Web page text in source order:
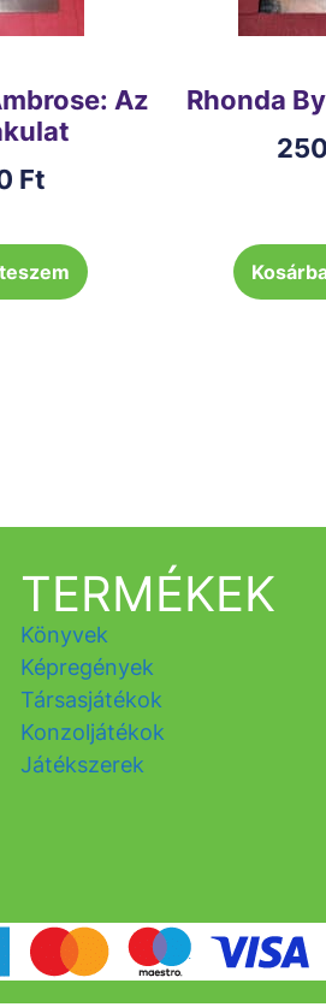
Az
Ft
Rhonda
TERMÉKEK
Könyvek
Képregények
Társasjátékok
Konzoljátékok
Játékszerek